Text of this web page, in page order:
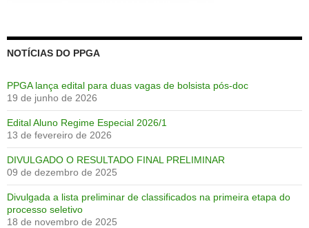
NOTÍCIAS DO PPGA
PPGA lança edital para duas vagas de bolsista pós-doc
19 de junho de 2026
Edital Aluno Regime Especial 2026/1
13 de fevereiro de 2026
DIVULGADO O RESULTADO FINAL PRELIMINAR
09 de dezembro de 2025
Divulgada a lista preliminar de classificados na primeira etapa do
processo seletivo
18 de novembro de 2025